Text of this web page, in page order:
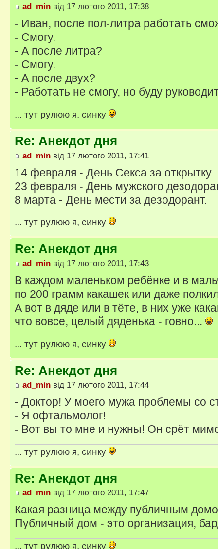
ad_min від 17 лютого 2011, 17:38
- Иван, после пол-литра работать
- Смогу.
- А после литра?
- Смогу.
- А после двух?
- Работать не смогу, но буду
... тут рулюю я, синку
Re: Анекдот дня
ad_min від 17 лютого 2011, 17:41
14 февраля - День Секса за открытку.
23 февраля - День мужского
8 марта - День мести за дезодорант.
... тут рулюю я, синку
Re: Анекдот дня
ad_min від 17 лютого 2011, 17:43
В каждом маленьком ребёнке и в
по 200 грамм какашек или даже
А вот в дяде или в тёте, в них уже
что вовсе, целый дяденька - говно...
... тут рулюю я, синку
Re: Анекдот дня
ad_min від 17 лютого 2011, 17:44
- Доктор! У моего мужа проблемы со
- Я офтальмолог!
- Вот вы то мне и нужны! Он срёт
... тут рулюю я, синку
Re: Анекдот дня
ad_min від 17 лютого 2011, 17:47
Какая разница между публичным
Публичный дом - это организация,
... тут рулюю я, синку